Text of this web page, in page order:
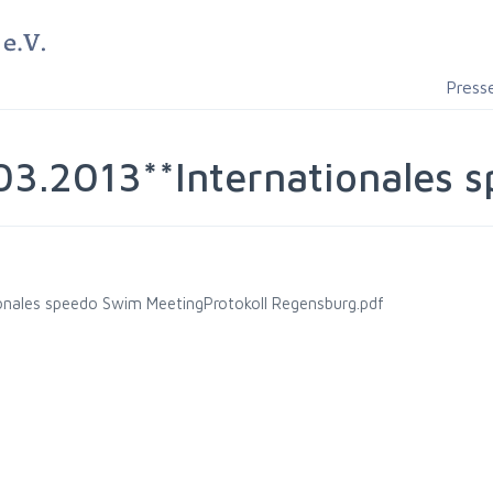
speedo Swim MeetingProtokoll Regensburg.pdf